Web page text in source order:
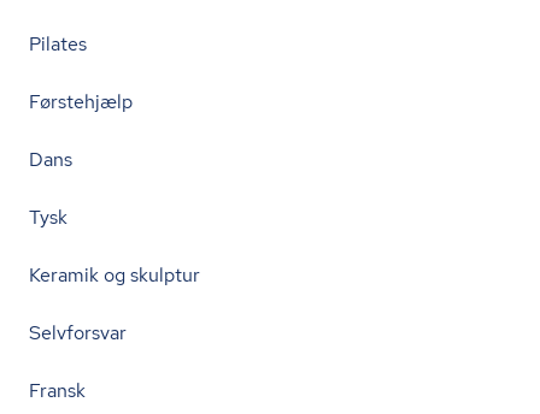
Pilates
Førstehjælp
Dans
Tysk
Keramik og skulptur
Selvforsvar
Fransk